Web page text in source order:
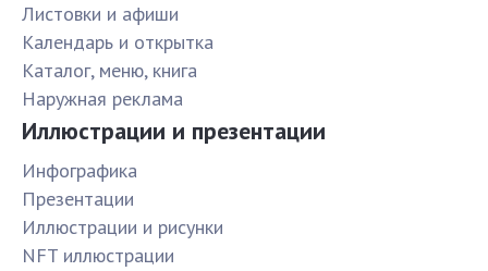
Листовки и афиши
Календарь и открытка
Каталог, меню, книга
Наружная реклама
Иллюстрации и презентации
Инфографика
Презентации
Иллюстрации и рисунки
NFT иллюстрации